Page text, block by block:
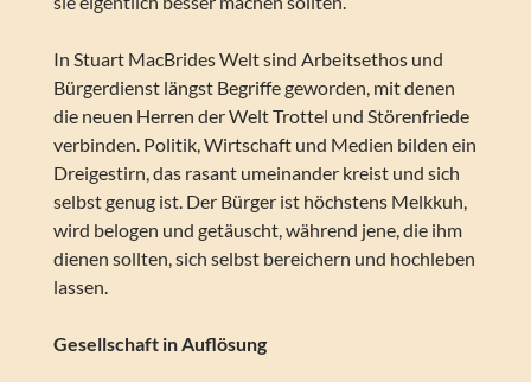
In Stuart MacBrides Welt sind Arbeitsethos und
Bürgerdienst längst Begriffe geworden, mit denen
die neuen Herren der Welt Trottel und Störenfriede
verbinden. Politik, Wirtschaft und Medien bilden ein
Dreigestirn, das rasant umeinander kreist und sich
selbst genug ist. Der Bürger ist höchstens Melkkuh,
wird belogen und getäuscht, während jene, die ihm
dienen sollten, sich selbst bereichern und hochleben
lassen.
Gesellschaft in Auflösung